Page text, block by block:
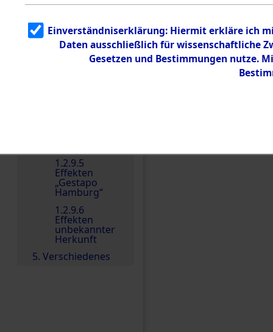
1.2.9.3
Effekten aus
dem KZ
Neuengamm
1.2.9.5
Effekten
„Gestapo
Hamburg“
1.2.9.6
Effekten
unbekannter
Herkunft
5. Verschiedenes
Einen Kommentar
Einverständniserklärung: Hiermit erkläre ich
Daten ausschließlich für wissenschaftliche
Gesetzen und Bestimmungen nutze.